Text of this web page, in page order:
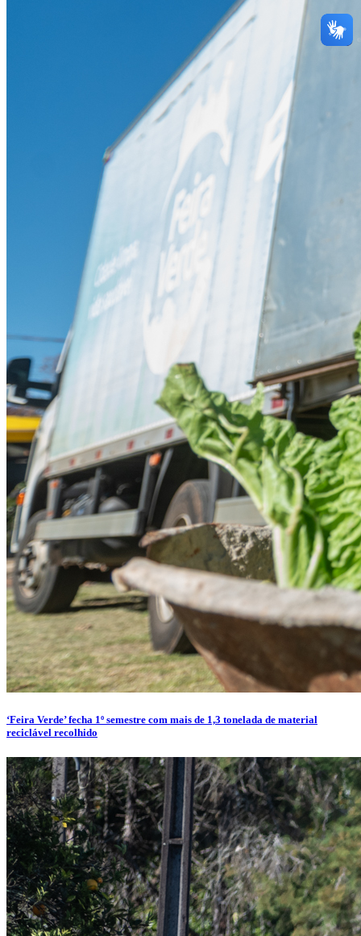
‘Feira Verde’ fecha 1º semestre com mais de 1,3 tonelada de material
reciclável recolhido